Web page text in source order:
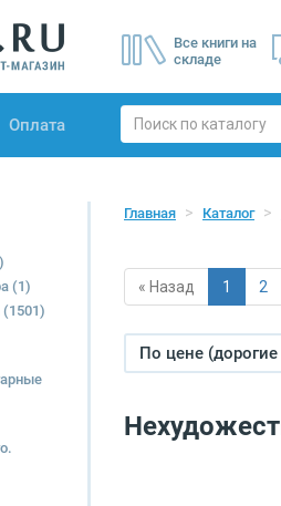
Все книги на
складе
Оплата
(1)
(1501)
Главная Каталог
« Назад 1 2
По цене